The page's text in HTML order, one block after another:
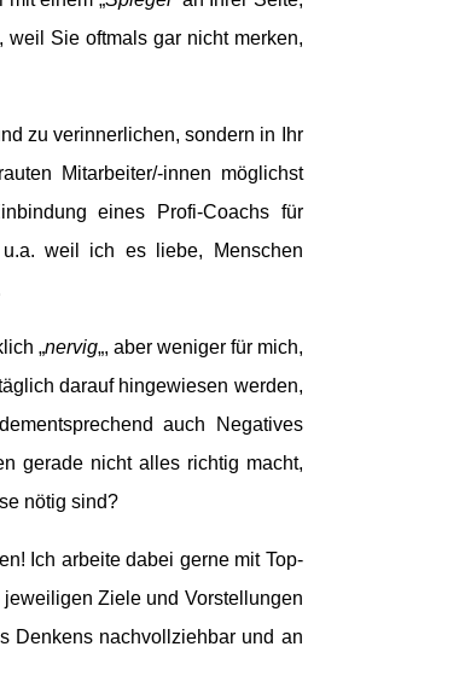
Sie oftmals gar nicht merken,
zu verinnerlichen, sondern in Ihr
Mitarbeiter/-innen möglichst
eines Profi-Coachs für
weil ich es liebe, Menschen
„nervig„, aber weniger für mich,
darauf hingewiesen werden,
auch Negatives
gerade nicht alles richtig macht,
nötig sind?
Ich arbeite dabei gerne mit Top-
jeweiligen Ziele und Vorstellungen
Denkens nachvollziehbar und an